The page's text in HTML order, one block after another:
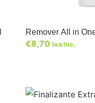
Remover All in
€8,70 Iva Inc.